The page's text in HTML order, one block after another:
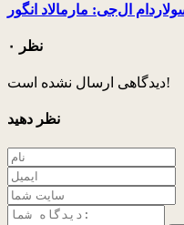
ال‌جی: مارمالاد انگور
۰ نظر
دیدگاهی ارسال نشده است!
نظر دهید